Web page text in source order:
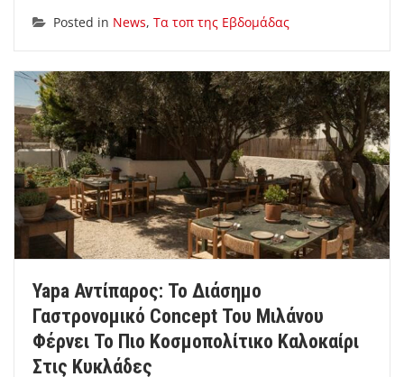
Posted in News, Τα τοπ της Εβδομάδας
Yapa Αντίπαρος: Το Διάσημο
Γαστρονομικό Concept Του Μιλάνου
Φέρνει Το Πιο Κοσμοπολίτικο Καλοκαίρι
Στις Κυκλάδες